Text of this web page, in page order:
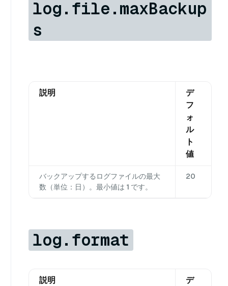
log.file.maxBackup
s
説明
デ
フ
ォ
ル
ト
値
バックアップするログファイルの最大
数（単位：日）。最小値は 1 です。
20
log.format
説明
デ